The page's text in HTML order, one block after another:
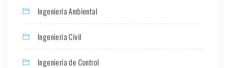
Ingeniería Ambiental
Ingeniería Civil
Ingeniería de Control